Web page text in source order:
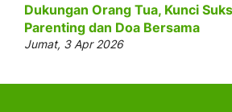
Dukungan Orang Tua, Kunci
Parenting dan Doa Bersama
Jumat, 3 Apr 2026